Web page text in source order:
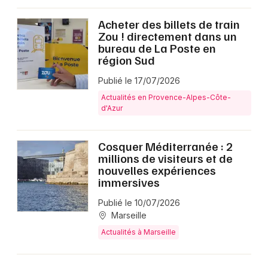
Acheter des billets de train
Zou ! directement dans un
bureau de La Poste en
région Sud
Publié le 17/07/2026
Actualités en Provence-Alpes-Côte-
d'Azur
Cosquer Méditerranée : 2
millions de visiteurs et de
nouvelles expériences
immersives
Publié le 10/07/2026
Marseille
Actualités à Marseille